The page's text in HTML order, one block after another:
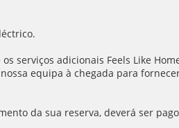
serviços adicionais Feels Like
equipa à chegada para
da sua reserva, deverá ser